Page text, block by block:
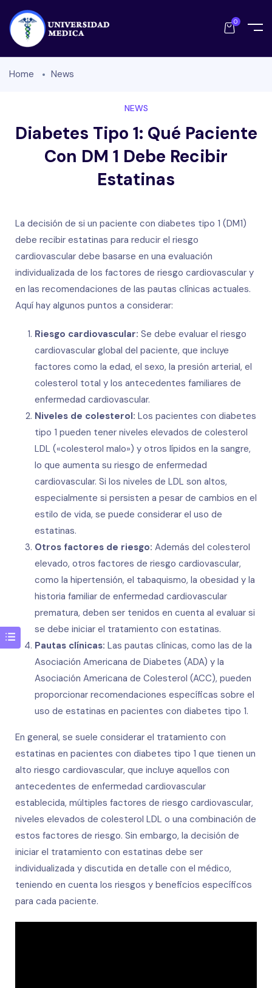
0
Home News
NEWS
Diabetes Tipo 1: Qué Paciente
Con DM 1 Debe Recibir
Estatinas
La decisión de si un paciente con diabetes tipo 1 (DM1)
debe recibir estatinas para reducir el riesgo
cardiovascular debe basarse en una evaluación
individualizada de los factores de riesgo cardiovascular y
en las recomendaciones de las pautas clínicas actuales.
Aquí hay algunos puntos a considerar:
Riesgo cardiovascular: Se debe evaluar el riesgo
cardiovascular global del paciente, que incluye
factores como la edad, el sexo, la presión arterial, el
colesterol total y los antecedentes familiares de
enfermedad cardiovascular.
Niveles de colesterol: Los pacientes con diabetes
tipo 1 pueden tener niveles elevados de colesterol
LDL («colesterol malo») y otros lípidos en la sangre,
lo que aumenta su riesgo de enfermedad
cardiovascular. Si los niveles de LDL son altos,
especialmente si persisten a pesar de cambios en el
estilo de vida, se puede considerar el uso de
estatinas.
Otros factores de riesgo: Además del colesterol
elevado, otros factores de riesgo cardiovascular,
como la hipertensión, el tabaquismo, la obesidad y la
historia familiar de enfermedad cardiovascular
prematura, deben ser tenidos en cuenta al evaluar si
se debe iniciar el tratamiento con estatinas.
Pautas clínicas: Las pautas clínicas, como las de la
Asociación Americana de Diabetes (ADA) y la
Asociación Americana de Colesterol (ACC), pueden
proporcionar recomendaciones específicas sobre el
uso de estatinas en pacientes con diabetes tipo 1.
En general, se suele considerar el tratamiento con
estatinas en pacientes con diabetes tipo 1 que tienen un
alto riesgo cardiovascular, que incluye aquellos con
antecedentes de enfermedad cardiovascular
establecida, múltiples factores de riesgo cardiovascular,
niveles elevados de colesterol LDL o una combinación de
estos factores de riesgo. Sin embargo, la decisión de
iniciar el tratamiento con estatinas debe ser
individualizada y discutida en detalle con el médico,
teniendo en cuenta los riesgos y beneficios específicos
para cada paciente.